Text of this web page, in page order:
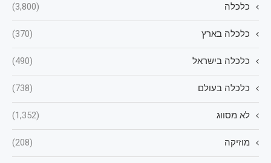
כלכלה (3,800)
כלכלה בארץ (370)
כלכלה בישראל (490)
כלכלה בעולם (738)
לא מסווג (1,352)
מוזיקה (208)